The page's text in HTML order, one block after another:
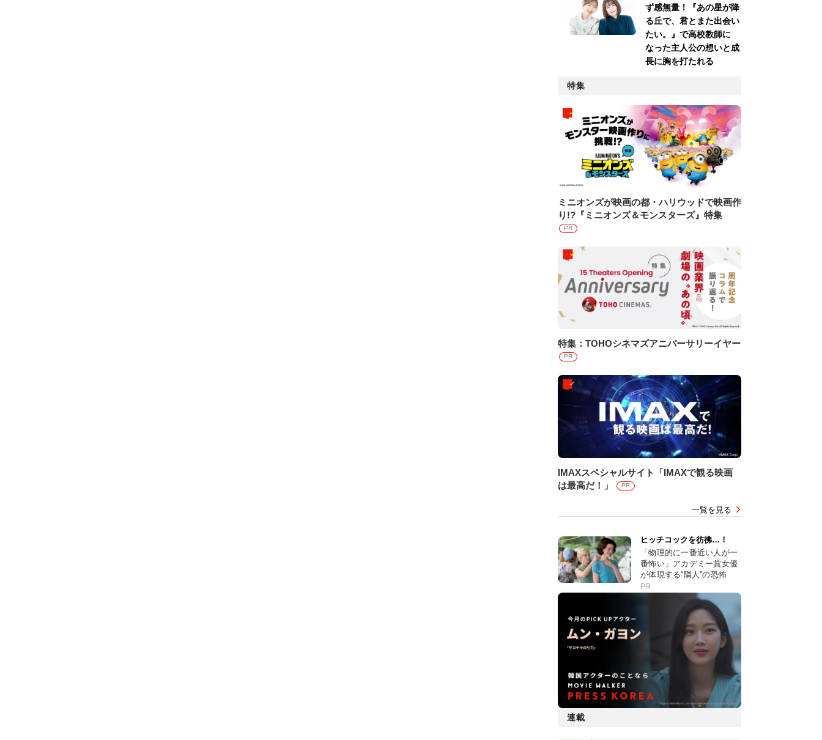
ず感無量！『あの星が降
る丘で、君とまた出会い
たい。』で高校教師に
なった主人公の想いと成
長に胸を打たれる
特集
ミニオンズが映画の都・ハリウッドで映画作
り!?『ミニオンズ＆モンスターズ』特集
PR
特集：TOHOシネマズアニバーサリーイヤー
PR
IMAXスペシャルサイト「IMAXで観る映画
は最高だ！」
PR
一覧を見る
ヒッチコックを彷彿…！
「物理的に一番近い人が一
番怖い」アカデミー賞女優
が体現する“隣人”の恐怖
PR
連載